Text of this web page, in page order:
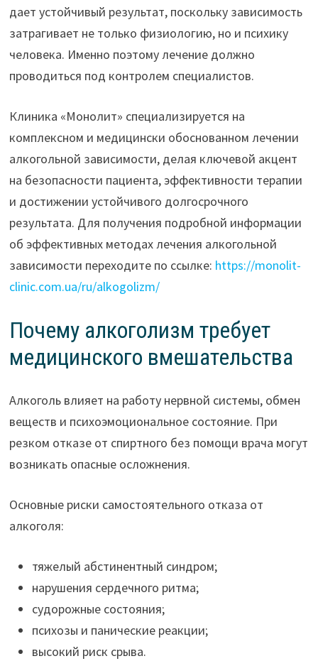
дает устойчивый результат, поскольку зависимость
затрагивает не только физиологию, но и психику
человека. Именно поэтому лечение должно
проводиться под контролем специалистов.
Клиника «Монолит» специализируется на
комплексном и медицински обоснованном лечении
алкогольной зависимости, делая ключевой акцент
на безопасности пациента, эффективности терапии
и достижении устойчивого долгосрочного
результата. Для получения подробной информации
об эффективных методах лечения алкогольной
зависимости переходите по ссылке: https://monolit-
clinic.com.ua/ru/alkogolizm/
Почему алкоголизм требует
медицинского вмешательства
Алкоголь влияет на работу нервной системы, обмен
веществ и психоэмоциональное состояние. При
резком отказе от спиртного без помощи врача могут
возникать опасные осложнения.
Основные риски самостоятельного отказа от
алкоголя:
тяжелый абстинентный синдром;
нарушения сердечного ритма;
судорожные состояния;
психозы и панические реакции;
высокий риск срыва.